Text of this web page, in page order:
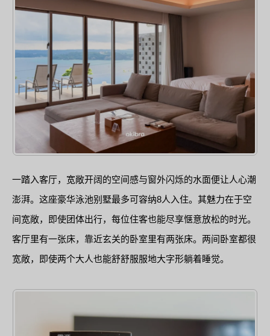
一踏入客厅，宽敞开阔的空间感与窗外闪烁的水面便让人心潮
澎湃。这座豪华泳池别墅最多可容纳8人入住。其魅力在于空
间宽敞，即使团体出行，每位住客也能尽享惬意放松的时光。
客厅里有一张床，靠近玄关的卧室里有两张床。两间卧室都很
宽敞，即使两个大人也能舒舒服服地大字形躺着睡觉。